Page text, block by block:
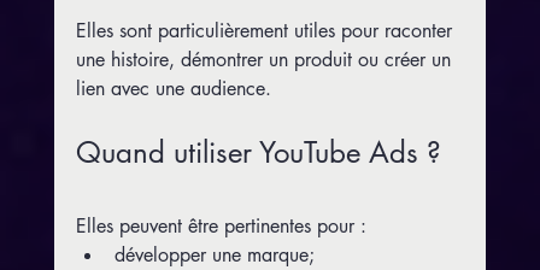
Elles sont particulièrement utiles pour raconter
une histoire, démontrer un produit ou créer un
lien avec une audience.
Quand utiliser YouTube Ads ?
Elles peuvent être pertinentes pour :
développer une marque;